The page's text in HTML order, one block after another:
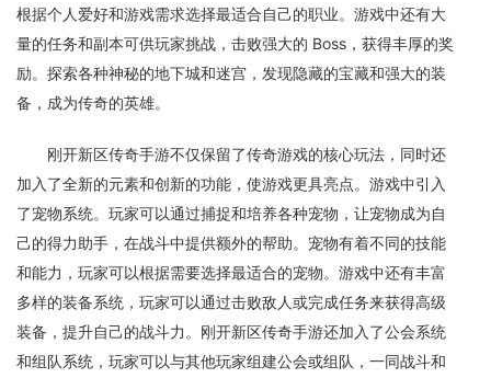
根据个人爱好和游戏需求选择最适合自己的职业。游戏中还有大
量的任务和副本可供玩家挑战，击败强大的 Boss，获得丰厚的奖
励。探索各种神秘的地下城和迷宫，发现隐藏的宝藏和强大的装
备，成为传奇的英雄。
刚开新区传奇手游不仅保留了传奇游戏的核心玩法，同时还
加入了全新的元素和创新的功能，使游戏更具亮点。游戏中引入
了宠物系统。玩家可以通过捕捉和培养各种宠物，让宠物成为自
己的得力助手，在战斗中提供额外的帮助。宠物有着不同的技能
和能力，玩家可以根据需要选择最适合的宠物。游戏中还有丰富
多样的装备系统，玩家可以通过击败敌人或完成任务来获得高级
装备，提升自己的战斗力。刚开新区传奇手游还加入了公会系统
和组队系统，玩家可以与其他玩家组建公会或组队，一同战斗和